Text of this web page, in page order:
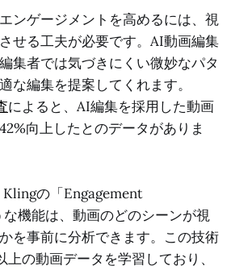
ンゲージメントを高めるには、視
せる工夫が必要です。AI動画編集
集者では気づきにくい微妙なパタ
な編集を提案してくれます。
によると、AI編集を採用した動画
向上したとのデータがありま
の「Engagement
機能は、動画のどのシーンが視
を事前に分析できます。この技術
の動画データを学習しており、